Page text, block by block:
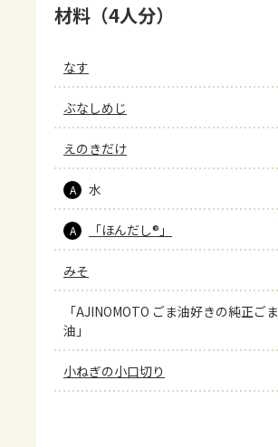
材料（4人分）
なす
ぶなしめじ
えのきだけ
A 水
A 「ほんだし®」
みそ
「AJINOMOTO ごま油好きの純正ごま
油」
小ねぎの小口切り